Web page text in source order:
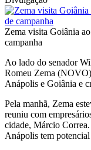
Zema visita Goiânia
campanha
Ao lado do senador
Romeu Zema
Anápolis e Goiânia e
Pela manhã, Zema
reuniu com
cidade, Márcio
Anápolis tem